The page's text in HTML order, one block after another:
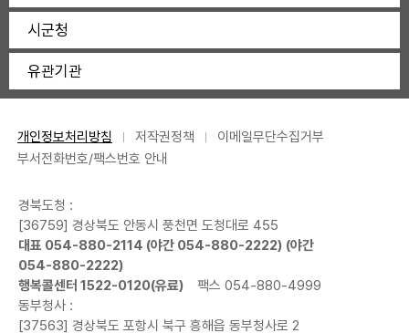
시군청
유관기관
개인정보처리방침 저작권정책
이메일무단수집거부
부서전화번호/팩스번호 안내
경북도청 :
[36759] 경상북도 안동시 풍천면 도청대로 455
대표 054-880-2114 (야간 054-880-2222) (야간
054-880-2222)
행복콜센터 1522-0120(유료)
팩스 054-880-4999
동부청사 :
[37563] 경상북도 포항시 북구 흥해읍 동부청사로 2